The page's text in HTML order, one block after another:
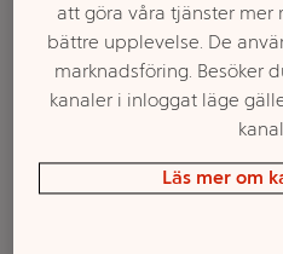
Välj butik
Sortimentet kan
att göra våra tjänster mer
bättre upplevelse. De
marknadsföring. Besöker
kanaler i inloggat läge
Läs mer om